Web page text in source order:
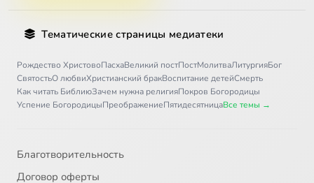
Тематические страницы медиатеки
Рождество ХристовоПасхаВеликий постПостМолитваЛитургияБог
СвятостьО любвиХристианский бракВоспитание детейСмерть
Как читать БиблиюЗачем нужна религияПокров Богородицы
Успение БогородицыПреображениеПятидесятницаВсе темы →
Благотворительность
Договор оферты